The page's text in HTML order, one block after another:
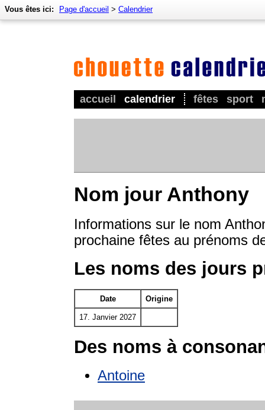
accueil calendrier fêtes sport
Vous êtes ici: Page d'accueil > Calendrier
Nom jour Anthony
Informations sur le nom
prochaine fêtes au prénoms
Les noms des jours
Date Origine
17. Janvier 2027
Des noms à
Antoine